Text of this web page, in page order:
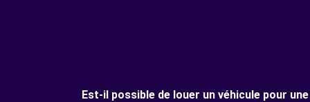
Est-il possible de louer un véhicule pour